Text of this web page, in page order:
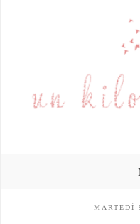
MARTEDÌ